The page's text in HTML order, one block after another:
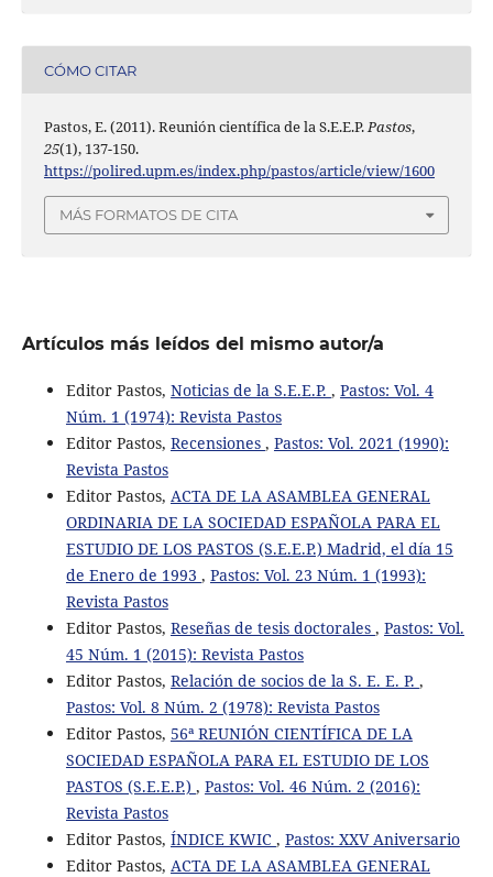
CÓMO CITAR
Pastos, E. (2011). Reunión científica de la S.E.E.P.Pastos,
25(1), 137-150.
https://polired.upm.es/index.php/pastos/article/view/1600
MÁS FORMATOS DE CITA
Artículos más leídos del mismo autor/a
Editor Pastos, Noticias de la S.E.E.P. , Pastos: Vol. 4
Núm. 1 (1974): Revista Pastos
Editor Pastos, Recensiones , Pastos: Vol. 2021 (1990):
Revista Pastos
Editor Pastos, ACTA DE LA ASAMBLEA GENERAL
ORDINARIA DE LA SOCIEDAD ESPAÑOLA PARA EL
ESTUDIO DE LOS PASTOS (S.E.E.P.) Madrid, el día 15
de Enero de 1993 , Pastos: Vol. 23 Núm. 1 (1993):
Revista Pastos
Editor Pastos, Reseñas de tesis doctorales , Pastos: Vol.
45 Núm. 1 (2015): Revista Pastos
Editor Pastos, Relación de socios de la S. E. E. P. ,
Pastos: Vol. 8 Núm. 2 (1978): Revista Pastos
Editor Pastos, 56ª REUNIÓN CIENTÍFICA DE LA
SOCIEDAD ESPAÑOLA PARA EL ESTUDIO DE LOS
PASTOS (S.E.E.P.) , Pastos: Vol. 46 Núm. 2 (2016):
Revista Pastos
Editor Pastos, ÍNDICE KWIC , Pastos: XXV Aniversario
Editor Pastos, ACTA DE LA ASAMBLEA GENERAL